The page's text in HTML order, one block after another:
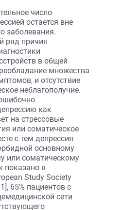
число
остается вне
заболевания.
ряд причин
в общей
множества
и отсутствие
неблагополучие.
как
на стрессовые
или соматическое
с тем депрессия
основному
или соматическому
показано в
Study Society
65% пациентов с
сети